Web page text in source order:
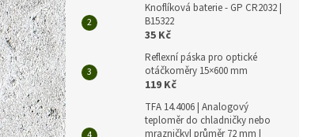
Knoflíková baterie - GP CR2032 |
B15322
35 Kč
Reflexní páska pro optické
otáčkoměry 15×600 mm
119 Kč
TFA 14.4006 | Analogový
teploměr do chladničky nebo
mrazničky| průměr 72 mm |